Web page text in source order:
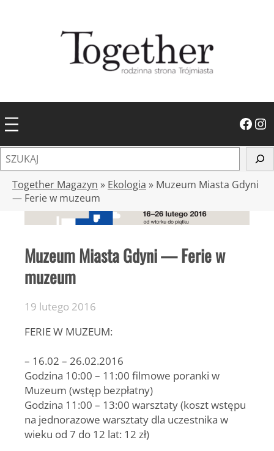
Facebook Instagram
z
Together Magazyn » Ekologia » Muzeum Miasta Gdyni
— Ferie w muzeum
Muzeum Miasta Gdyni — Ferie w
muzeum
19 lutego 2016
FERIE W MUZEUM:
– 16.02 – 26.02.2016
Godzina 10:00 – 11:00 filmowe poranki w
Muzeum (wstęp bezpłatny)
Godzina 11:00 – 13:00 warsztaty (koszt wstępu
na jednorazowe warsztaty dla uczestnika w
wieku od 7 do 12 lat: 12 zł)